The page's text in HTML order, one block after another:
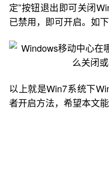
定”按钮退出即可关闭
已禁用，即可开启。如下
以上就是Win7系统下
者开启方法，希望本文